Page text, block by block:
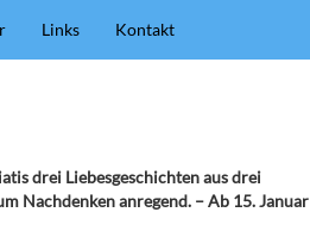
Links Kontakt
drei Liebesgeschichten aus drei
Nachdenken anregend. – Ab 15. Januar